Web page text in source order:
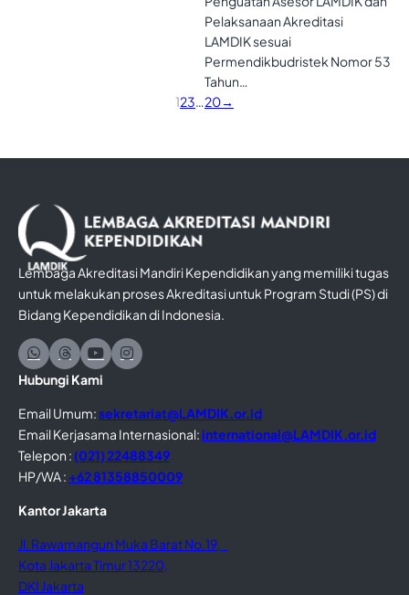
Pelaksanaan Akreditasi
LAMDIK sesuai
Permendikbudristek Nomor 53
Tahun…
123…20→
Lembaga Akreditasi Mandiri Kependidikan yang memiliki tugas
untuk melakukan proses Akreditasi untuk Program Studi (PS) di
Bidang Kependidikan di Indonesia.
Hubungi Kami
Email Umum:sekretariat@LAMDIK.or.id
Email Kerjasama Internasional:international@LAMDIK.or.id
Telepon : (021) 22488349
HP/WA : +62 81358850009
Kantor Jakarta
Jl. Rawamangun Muka Barat No.19,
Kota Jakarta Timur 13220,
DKI Jakarta